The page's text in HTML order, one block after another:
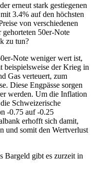
erneut stark gestiegenen
3.4% auf den höchsten
von verschiedenen
gehorteten 50er-Note
zu tun?
Note weniger wert ist,
beispielsweise der Krieg in
Gas verteuert, zum
Diese Engpässe sorgen
werden. Um die Inflation
Schweizerische
-0.75 auf -0.25
erhofft sich damit,
und somit den Wertverlust
Bargeld gibt es zurzeit in